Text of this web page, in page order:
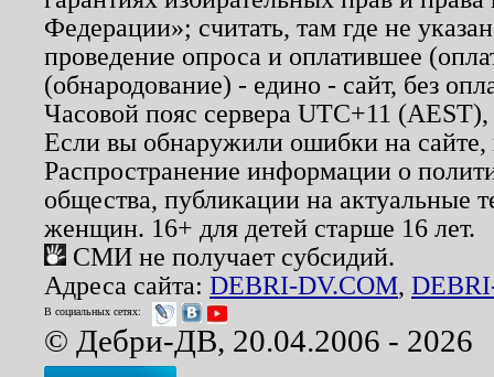
Федерации»; считать, там где не
проведение опроса и оплатившее
(обнародование) - едино - сайт, без
Часовой пояс сервера UTC+11
Если вы обнаружили ошибки на
Распространение информации о
общества, публикации на актуальные
женщин. 16+ для детей старше 16 лет.
СМИ не получает субсидий.
Адреса сайта: DEBRI-DV.COM,
В социальных сетях:
© Дебри-ДВ, 20.04.2006 - 2026